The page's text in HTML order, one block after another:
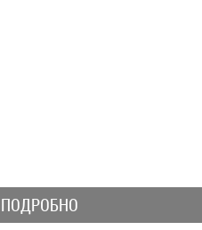
ПОДРОБНО